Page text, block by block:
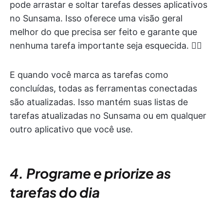
pode arrastar e soltar tarefas desses aplicativos
no Sunsama. Isso oferece uma visão geral
melhor do que precisa ser feito e garante que
nenhuma tarefa importante seja esquecida. 🕵️‍♂️
E quando você marca as tarefas como
concluídas, todas as ferramentas conectadas
são atualizadas. Isso mantém suas listas de
tarefas atualizadas no Sunsama ou em qualquer
outro aplicativo que você use.
4. Programe e priorize as
tarefas do dia